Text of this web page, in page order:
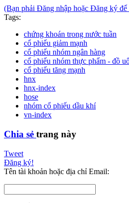
(Bạn phải Đăng nhập hoặc Đăng ký
Tags:
chứng khoán trong nước tuần
cổ phiếu giảm mạnh
cổ phiếu nhóm ngân hàng
cổ phiếu nhóm thực phẩm - đồ
cổ phiếu tăng mạnh
hnx
hnx-index
hose
nhóm cổ phiếu dầu khí
vn-index
Chia sẻ trang này
Tweet
Đăng ký!
Tên tài khoản hoặc địa chỉ Email: